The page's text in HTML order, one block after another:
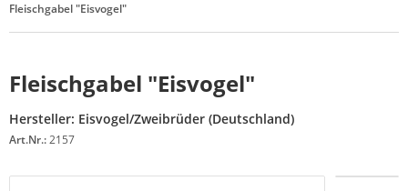
Fleischgabel "Eisvogel"
Fleischgabel "Eisvogel"
Hersteller: Eisvogel/Zweibrüder (Deutschland)
Art.Nr.:2157